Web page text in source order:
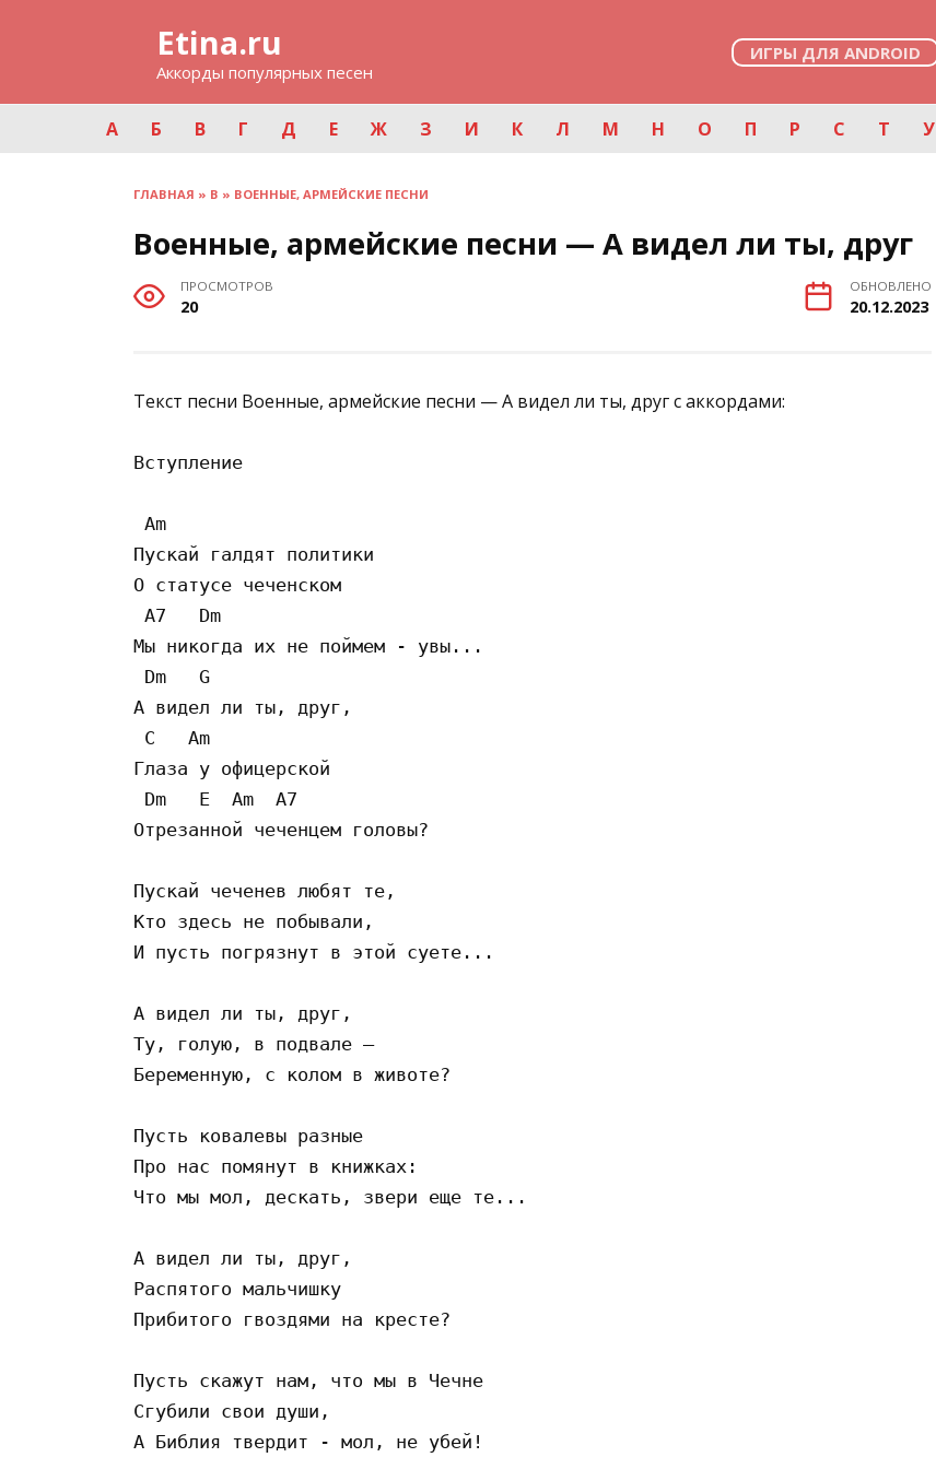
Etina.ru
Аккорды популярных песен
ИГРЫ ДЛЯ ANDROID
А Б В Г Д Е Ж З И К Л М Н О П Р С Т У
ГЛАВНАЯ » В » ВОЕННЫЕ, АРМЕЙСКИЕ ПЕСНИ
Военные, армейские песни — А видел ли ты, друг
ПРОСМОТРОВ
20
ОБНОВЛЕНО
20.12.2023
Текст песни Военные, армейские песни — А видел ли ты, друг с аккордами:
Вступление
Am
Пускай галдят политики
О статусе чеченском
A7   Dm
Мы никогда их не поймем - увы...
Dm   G
А видел ли ты, друг,
C   Am
Глаза у офицерской
Dm   E  Am  A7
Отрезанной чеченцем головы?
Пускай чеченев любят те,
Кто здесь не побывали,
И пусть погрязнут в этой суете...
А видел ли ты, друг,
Ту, голую, в подвале –
Беременную, с колом в животе?
Пусть ковалевы разные
Про нас помянут в книжках:
Что мы мол, дескать, звери еще те...
А видел ли ты, друг,
Распятого мальчишку
Прибитого гвоздями на кресте?
Пусть скажут нам, что мы в Чечне
Сгубили свои души,
А Библия твердит - мол, не убей!